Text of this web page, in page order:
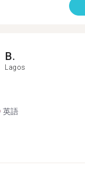
B.
Lagos
英語